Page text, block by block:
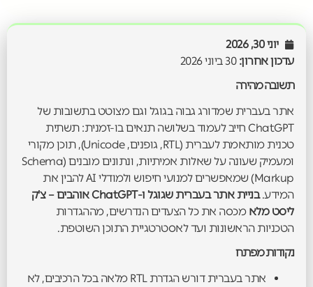
יוני 30, 2026
עדכון אחרון: 30 ביוני 2026
תשובה מהירה
אתר בעברית שמדורג גבוה בגוגל וגם מצוטט בתשובות של
ChatGPT חייב לעמוד בשלושה תנאים בו-זמנית: תשתית
טכנית מותאמת לעברית (RTL, גופנים, Unicode), תוכן מקורי
ומעמיק שעונה על שאלות אמיתיות, ונתונים מובנים (Schema
Markup) שמאפשרים למנועי חיפוש ולמודלי AI להבין את
המידע.
בניית אתר בעברית שגוגל ו-ChatGPT אוהבים – צ'ק
ליסט מלא מכסה את כל הצעדים הנדרשים, מההגדרות
הטכניות הראשונות ועד לאסטרטגיית התוכן השוטפת.
נקודות מפתח
אתר בעברית דורש הגדרת RTL מלאה בכל הרכיבים, לא